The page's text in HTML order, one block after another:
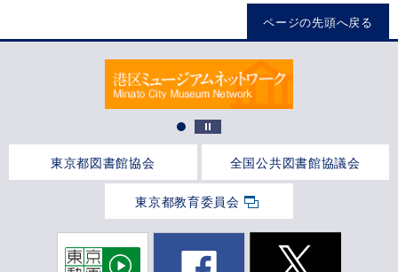
ページの先頭へ戻る
東京都図書館協会 全国公共図書館協議会
東京都教育委員会